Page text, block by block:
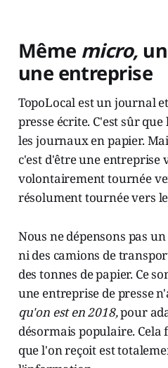
Même micro,
une entreprise
TopoLocal est un journal
presse écrite. C'est sûr
les journaux en papier.
c'est d'être une entreprise
volontairement tournée
résolument tournée vers
Nous ne dépensons pas
ni des camions de
des tonnes de papier. Ce
une entreprise de presse
qu'on est en 2018,pour
désormais populaire.
que l'on reçoit est